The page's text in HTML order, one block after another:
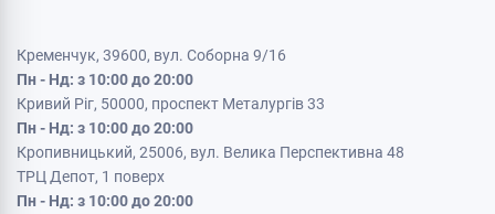
Кременчук, 39600, вул. Соборна 9/16
Пн - Нд: з 10:00 до 20:00
Кривий Ріг, 50000, проспект Металургів 33
Пн - Нд: з 10:00 до 20:00
Кропивницький, 25006, вул. Велика Перспективна 48
ТРЦ Депот, 1 поверх
Пн - Нд: з 10:00 до 20:00